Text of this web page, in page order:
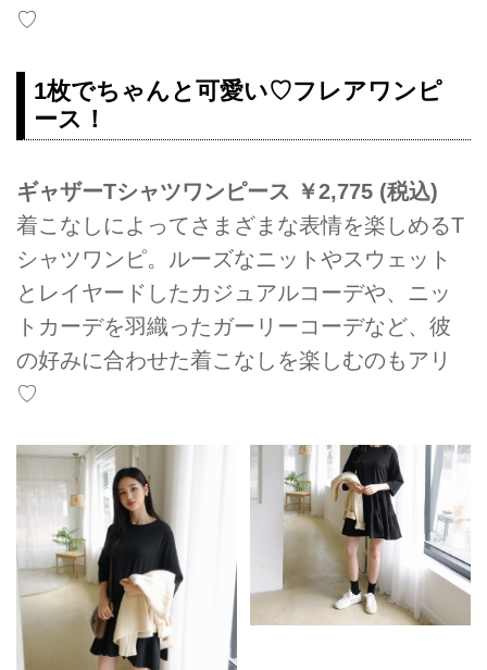
♡
1枚でちゃんと可愛い♡フレアワンピ
ース！
ギャザーTシャツワンピース ￥2,775 (税込)
着こなしによってさまざまな表情を楽しめるT
シャツワンピ。ルーズなニットやスウェット
とレイヤードしたカジュアルコーデや、ニッ
トカーデを羽織ったガーリーコーデなど、彼
の好みに合わせた着こなしを楽しむのもアリ
♡